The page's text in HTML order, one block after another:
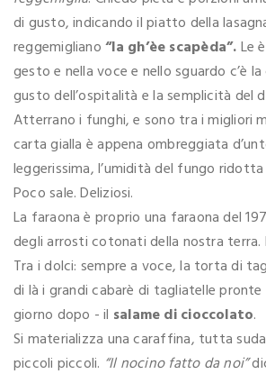
di gusto, indicando il piatto della
reggemigliano“la gh’èe scapèda”.Le
gesto e nella voce e nello sguardo c’è
gusto dell’ospitalità e la semplicità del
Atterrano i funghi, e sono tra i migliori
carta gialla è appena ombreggiata
leggerissima, l’umidità del fungo
Poco sale. Deliziosi.
La faraona è proprio una faraona del
degli arrosti cotonati della nostra terra.
Tra i dolci: sempre a voce, la torta di
di là i grandi cabarè di tagliatelle
giorno dopo - il salame di cioccolato.
Si materializza una caraffina, tutta
piccoli piccoli. “Il nocino fatto da noi”